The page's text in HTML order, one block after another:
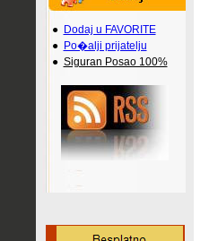
● Dodaj u FAVORITE
● Po�alji prijatelju
● Siguran Posao 100%